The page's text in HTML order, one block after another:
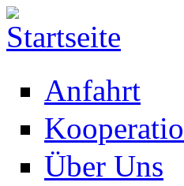
Anfahrt
Über Uns